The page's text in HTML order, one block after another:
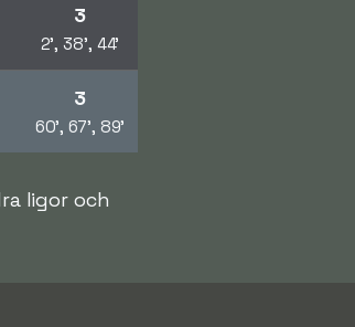
3
2', 38', 44'
3
60', 67', 89'
ligor och